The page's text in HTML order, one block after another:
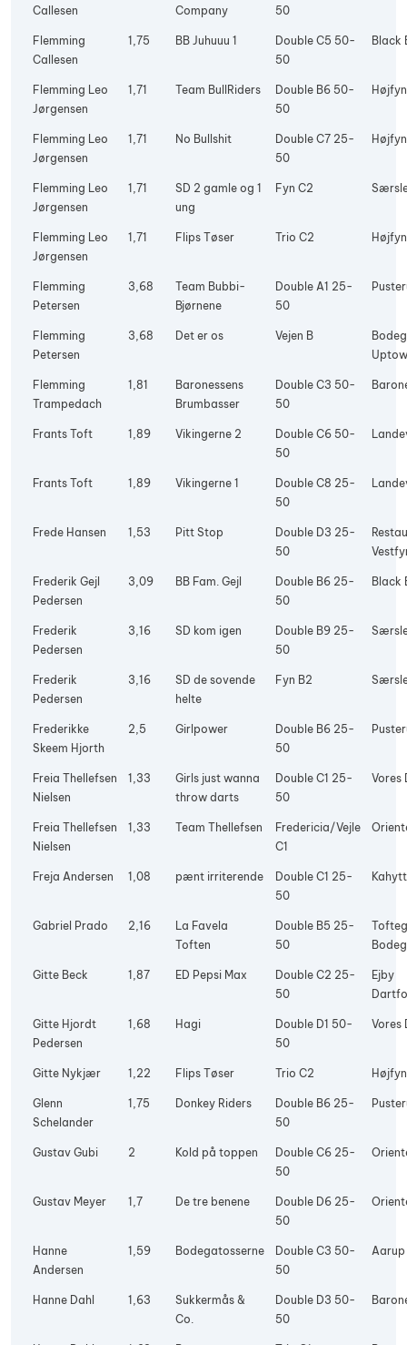
Callesen
Company
50
Flemming
Callesen
1,75 BB Juhuuu 1
Double C5 50-
50
Black
Flemming Leo
Jørgensen
1,71 Team BullRiders
Double B6 50-
50
Flemming Leo
Jørgensen
1,71 No Bullshit
Double C7 25-
50
Flemming Leo
Jørgensen
1,71
SD 2 gamle og 1
ung
Fyn C2
Flemming Leo
Jørgensen
1,71 Flips Tøser Trio C2
Flemming
Petersen
3,68
Team Bubbi-
Bjørnene
Double A1 25-
50
Flemming
Petersen
3,68 Det er os Vejen B
Flemming
Trampedach
1,81
Baronessens
Brumbasser
Double C3 50-
50
Frants Toft 1,89 Vikingerne 2
Double C6 50-
50
Frants Toft 1,89 Vikingerne 1
Double C8 25-
50
Frede Hansen 1,53 Pitt Stop
Double D3 25-
50
Frederik Gejl
Pedersen
3,09 BB Fam. Gejl
Double B6 25-
50
Black
Frederik
Pedersen
3,16 SD kom igen
Double B9 25-
50
Frederik
Pedersen
3,16
SD de sovende
helte
Fyn B2
Frederikke
Skeem Hjorth
2,5 Girlpower
Double B6 25-
50
Freia Thellefsen
Nielsen
1,33
Girls just wanna
throw darts
Double C1 25-
50
Vores
Freia Thellefsen
Nielsen
1,33 Team Thellefsen
Fredericia/Vejle
C1
Freja Andersen 1,08 pænt irriterende
Double C1 25-
50
Gabriel Prado 2,16
La Favela
Toften
Double B5 25-
50
Gitte Beck 1,87 ED Pepsi Max
Double C2 25-
50
Ejby
Gitte Hjordt
Pedersen
1,68 Hagi
Double D1 50-
50
Vores
Gitte Nykjær 1,22 Flips Tøser Trio C2
Glenn
Schelander
1,75 Donkey Riders
Double B6 25-
50
Gustav Gubi 2 Kold på toppen
Double C6 25-
50
Gustav Meyer 1,7 De tre benene
Double D6 25-
50
Hanne
Andersen
1,59 Bodegatosserne
Double C3 50-
50
Hanne Dahl 1,63
Sukkermås &
Co.
Double D3 50-
50